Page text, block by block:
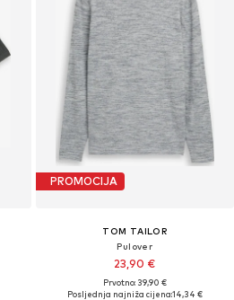
PROMOCIJA
TOM TAILOR
Pulover
23,90 €
Prvotno: 39,90 €
Posljednja najniža cijena:14,34 €